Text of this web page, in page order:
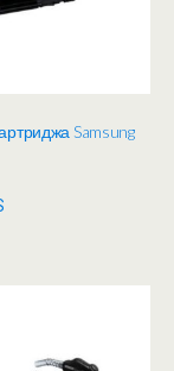
Samsung